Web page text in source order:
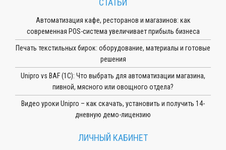
СТАТЬИ
Автоматизация кафе, ресторанов и магазинов: как
современная POS-система увеличивает прибыль бизнеса
Печать текстильных бирок: оборудование, материалы и готовые
решения
Unipro vs BAF (1С): Что выбрать для автоматизации магазина,
пивной, мясного или овощного отдела?
Видео уроки Unipro – как скачать, установить и получить 14-
дневную демо-лицензию
ЛИЧНЫЙ КАБИНЕТ